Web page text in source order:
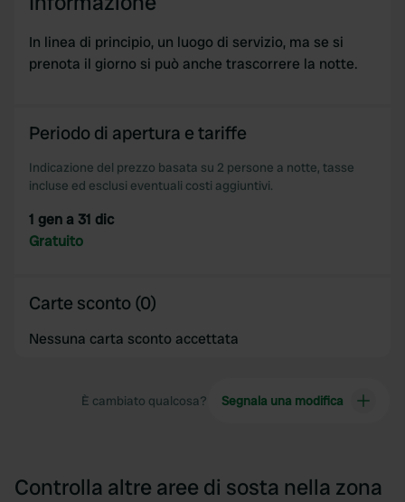
provided to them or that they’ve collected from your use
of their services.
In linea di principio, un luogo di servizio, ma se si
prenota il giorno si può anche trascorrere la notte.
Periodo di apertura e tariffe
Indicazione del prezzo basata su 2 persone a notte, tasse
incluse ed esclusi eventuali costi aggiuntivi.
1 gen a 31 dic
Gratuito
Carte sconto (0)
Nessuna carta sconto accettata
È cambiato qualcosa? Segnala una modifica
Controlla altre aree di sosta nella zona